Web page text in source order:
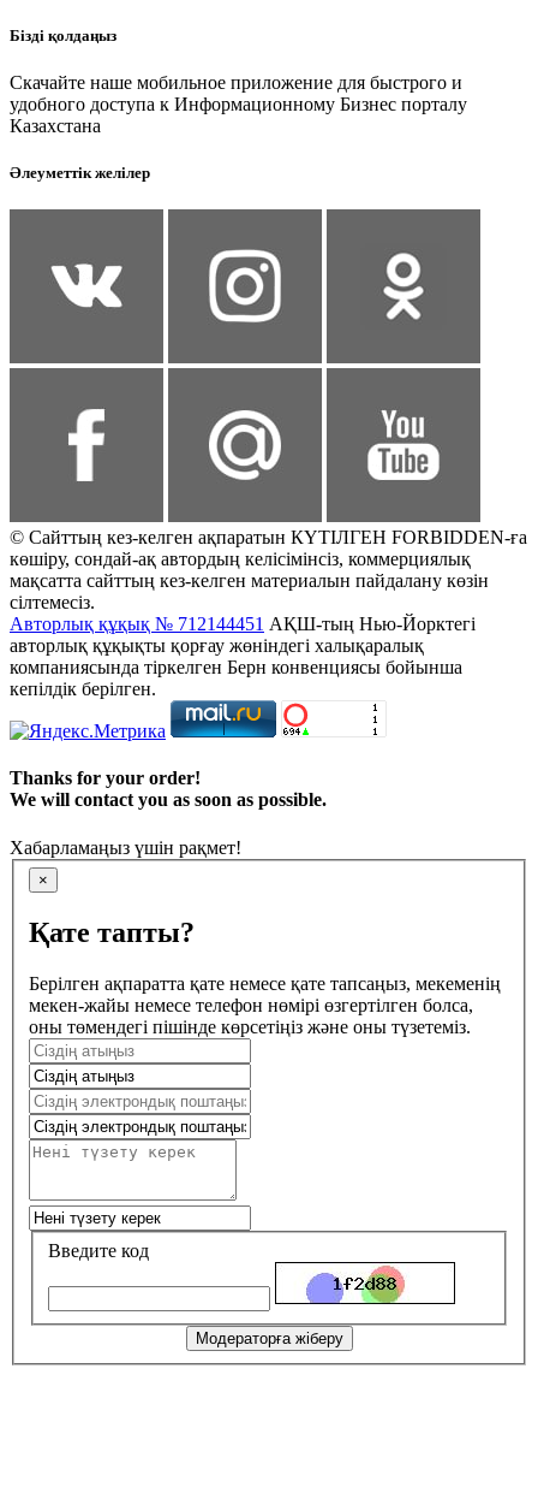
Бізді қолдаңыз
Скачайте наше мобильное приложение для быстрого и
удобного доступа к Информационному Бизнес порталу
Казахстана
Әлеуметтік желілер
© Сайттың кез-келген ақпаратын КҮТІЛГЕН FORBIDDEN-ға
көшіру, сондай-ақ автордың келісімінсіз, коммерциялық
мақсатта сайттың кез-келген материалын пайдалану көзін
сілтемесіз.
Авторлық құқық № 712144451 АҚШ-тың Нью-Йорктегі
авторлық құқықты қорғау жөніндегі халықаралық
компаниясында тіркелген Берн конвенциясы бойынша
кепілдік берілген.
Thanks for your order!
We will contact you as soon as possible.
Хабарламаңыз үшін рақмет!
×
Қате тапты?
Берілген ақпаратта қате немесе қате тапсаңыз, мекеменің
мекен-жайы немесе телефон нөмірі өзгертілген болса,
оны төмендегі пішінде көрсетіңіз және оны түзетеміз.
Введите код
Модераторға жіберу